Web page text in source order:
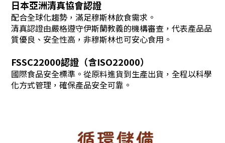
日本亞洲清真協會認證
配合全球化趨勢，滿足穆斯林飲食需求。
清真認證由嚴格遵守伊斯蘭教義的機構審查，代表產品品
質優良、安全性高，非穆斯林也可安心食用。
FSSC22000認證（含ISO22000）
國際食品安全標準。 從原料進貨到生產出貨，全程以科學
化方式管理，確保產品安全可靠。